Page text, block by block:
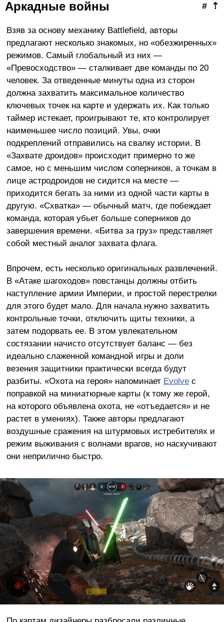
⇡
#
Аркадные войны
Взяв за основу механику Battlefield, авторы
предлагают несколько знакомых, но «обезжиренных»
режимов. Самый глобальный из них —
«Превосходство» — сталкивает две команды по 20
человек. За отведенные минуты одна из сторон
должна захватить максимальное количество
ключевых точек на карте и удержать их. Как только
таймер истекает, проигрывают те, кто контролирует
наименьшее число позиций. Увы, очки
подкреплений отправились на свалку истории. В
«Захвате дроидов» происходит примерно то же
самое, но с меньшим числом соперников, а точкам в
лице астродроидов не сидится на месте —
приходится бегать за ними из одной части карты в
другую. «Схватка» — обычный матч, где побеждает
команда, которая убьет больше соперников до
завершения времени. «Битва за груз» представляет
собой местный аналог захвата флага.
Впрочем, есть несколько оригинальных развлечений.
В «Атаке шагоходов» повстанцы должны отбить
наступление армии Империи, и простой перестрелки
для этого будет мало. Для начала нужно захватить
контрольные точки, отключить щиты техники, а
затем подорвать ее. В этом увлекательном
состязании начисто отсутствует баланс — без
идеально слаженной командной игры и доли
везения защитники практически всегда будут
разбиты. «Охота на героя» напоминает Evolveс
поправкой на миниатюрные карты (к тому же герой,
на которого объявлена охота, не «отъедается» и не
растет в умениях). Также авторы предлагают
воздушные сражения на штурмовых истребителях и
режим выживания с волнами врагов, но наскучивают
они неприлично быстро.